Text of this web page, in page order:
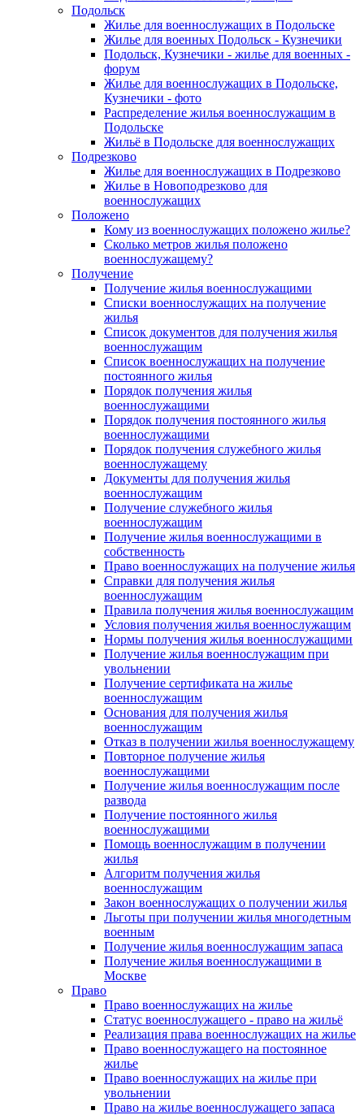
Подольск
Жилье для военнослужащих в Подольске
Жилье для военных Подольск - Кузнечики
Подольск, Кузнечики - жилье для военных -
форум
Жилье для военнослужащих в Подольске,
Кузнечики - фото
Распределение жилья военнослужащим в
Подольске
Жильё в Подольске для военнослужащих
Подрезково
Жилье для военнослужащих в Подрезково
Жилье в Новоподрезково для
военнослужащих
Положено
Кому из военнослужащих положено жилье?
Сколько метров жилья положено
военнослужащему?
Получение
Получение жилья военнослужащими
Списки военнослужащих на получение
жилья
Список документов для получения жилья
военнослужащим
Список военнослужащих на получение
постоянного жилья
Порядок получения жилья
военнослужащими
Порядок получения постоянного жилья
военнослужащими
Порядок получения служебного жилья
военнослужащему
Документы для получения жилья
военнослужащим
Получение служебного жилья
военнослужащим
Получение жилья военнослужащими в
собственность
Право военнослужащих на получение жилья
Справки для получения жилья
военнослужащим
Правила получения жилья военнослужащим
Условия получения жилья военнослужащим
Нормы получения жилья военнослужащими
Получение жилья военнослужащим при
увольнении
Получение сертификата на жилье
военнослужащим
Основания для получения жилья
военнослужащим
Отказ в получении жилья военнослужащему
Повторное получение жилья
военнослужащими
Получение жилья военнослужащим после
развода
Получение постоянного жилья
военнослужащими
Помощь военнослужащим в получении
жилья
Алгоритм получения жилья
военнослужащим
Закон военнослужащих о получении жилья
Льготы при получении жилья многодетным
военным
Получение жилья военнослужащим запаса
Получение жилья военнослужащими в
Москве
Право
Право военнослужащих на жилье
Статус военнослужащего - право на жильё
Реализация права военнослужащих на жилье
Право военнослужащего на постоянное
жилье
Право военнослужащих на жилье при
увольнении
Право на жилье военнослужащего запаса